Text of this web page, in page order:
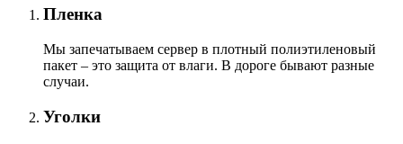
Пленка
Мы запечатываем сервер в плотный полиэтиленовый
пакет – это защита от влаги. В дороге бывают разные
случаи.
Уголки